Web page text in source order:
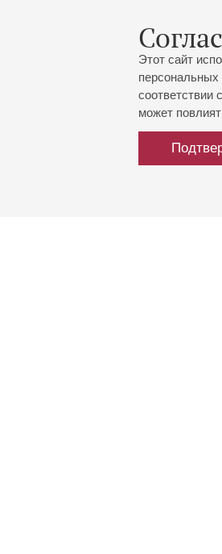
Этот сайт
соответствии
может